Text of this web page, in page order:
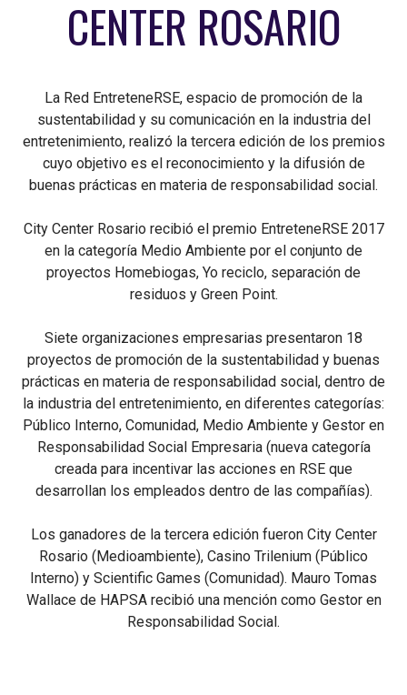
CENTER ROSARIO
La Red EntreteneRSE, espacio de promoción de la
sustentabilidad y su comunicación en la industria del
entretenimiento, realizó la tercera edición de los premios
cuyo objetivo es el reconocimiento y la difusión de
buenas prácticas en materia de responsabilidad social.
City Center Rosario recibió el premio EntreteneRSE 2017
en la categoría Medio Ambiente por el conjunto de
proyectos Homebiogas, Yo reciclo, separación de
residuos y Green Point.
Siete organizaciones empresarias presentaron 18
proyectos de promoción de la sustentabilidad y buenas
prácticas en materia de responsabilidad social, dentro de
la industria del entretenimiento, en diferentes categorías:
Público Interno, Comunidad, Medio Ambiente y Gestor en
Responsabilidad Social Empresaria (nueva categoría
creada para incentivar las acciones en RSE que
desarrollan los empleados dentro de las compañías).
Los ganadores de la tercera edición fueron City Center
Rosario (Medioambiente), Casino Trilenium (Público
Interno) y Scientific Games (Comunidad). Mauro Tomas
Wallace de HAPSA recibió una mención como Gestor en
Responsabilidad Social.